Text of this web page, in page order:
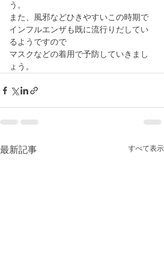
う。
また、風邪などひきやすいこの時期で
インフルエンザも既に流行りだしてい
るようですので
マスクなどの着用で予防していきまし
ょう。
最新記事 すべて表示